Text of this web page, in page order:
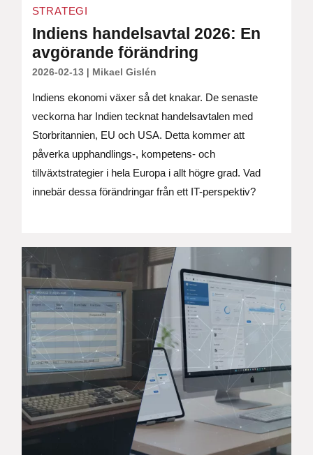
STRATEGI
Indiens handelsavtal 2026: En
avgörande förändring
2026-02-13| Mikael Gislén
Indiens ekonomi växer så det knakar. De senaste
veckorna har Indien tecknat handelsavtalen med
Storbritannien, EU och USA. Detta kommer att
påverka upphandlings-, kompetens- och
tillväxtstrategier i hela Europa i allt högre grad. Vad
innebär dessa förändringar från ett IT-perspektiv?